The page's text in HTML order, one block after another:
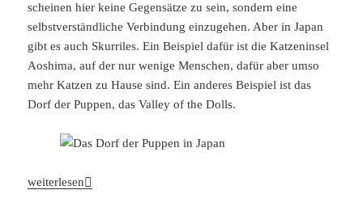
scheinen hier keine Gegensätze zu sein, sondern eine
selbstverständliche Verbindung einzugehen. Aber in Japan
gibt es auch Skurriles. Ein Beispiel dafür ist die Katzeninsel
Aoshima, auf der nur wenige Menschen, dafür aber umso
mehr Katzen zu Hause sind. Ein anderes Beispiel ist das
Dorf der Puppen, das Valley of the Dolls.
Das Dorf der Puppen in Japan
weiterlesen